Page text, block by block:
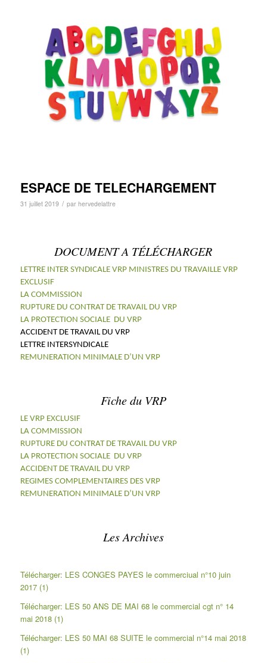
ESPACE DE TELECHARGEMENT
31 juillet 2019 / par hervedelattre
DOCUMENT A TÉLÉCHARGER
LETTRE INTER SYNDICALE VRP MINISTRES DU TRAVAILLE VRP
EXCLUSIF
LA COMMISSION
RUPTURE DU CONTRAT DE TRAVAIL DU VRP
LA PROTECTION SOCIALE DU VRP
ACCIDENT DE TRAVAIL DU VRP
LETTRE INTERSYNDICALE
REMUNERATION MINIMALE D’UN VRP
Fiche du VRP
LE VRP EXCLUSIF
LA COMMISSION
RUPTURE DU CONTRAT DE TRAVAIL DU VRP
LA PROTECTION SOCIALE DU VRP
ACCIDENT DE TRAVAIL DU VRP
REGIMES COMPLEMENTAIRES DES VRP
REMUNERATION MINIMALE D’UN VRP
Les Archives
Télécharger: LES CONGES PAYES le commerciual n°10 juin
2017 (1)
Télécharger: LES 50 ANS DE MAI 68 le commercial cgt n° 14
mai 2018 (1)
Télécharger: LES 50 MAI 68 SUITE le commercial n°14 mai 2018
(1)